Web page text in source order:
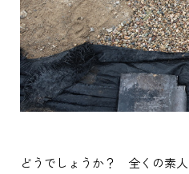
どうでしょうか？ 全くの素